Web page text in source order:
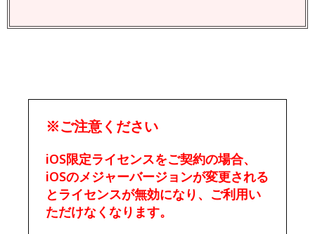
※ご注意ください
iOS限定ライセンスをご契約の場合、
iOSのメジャーバージョンが変更される
とライセンスが無効になり、ご利用い
ただけなくなります。